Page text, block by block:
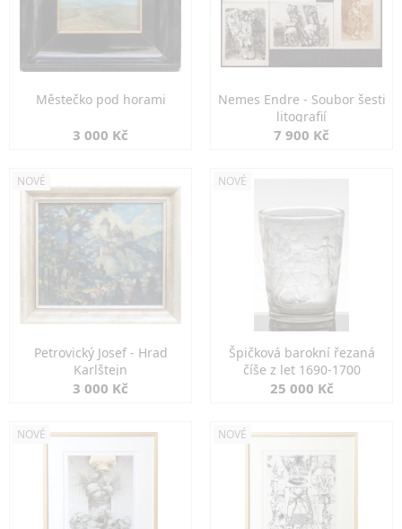
Městečko pod horami
3 000 Kč
Nemes Endre - Soubor šesti
litografií
7 900 Kč
NOVÉ
Petrovický Josef - Hrad
Karlštejn
3 000 Kč
NOVÉ
Špičková barokní řezaná
číše z let 1690-1700
25 000 Kč
NOVÉ NOVÉ